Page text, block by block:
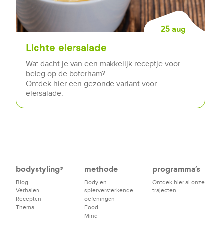
25 aug
Lichte eiersalade
Wat dacht je van een makkelijk receptje voor
beleg op de boterham?
Ontdek hier een gezonde variant voor
eiersalade.
bodystyling®
Blog
Verhalen
Recepten
Thema
methode
Body en
spierversterkende
oefeningen
Food
Mind
programma's
Ontdek hier al onze
trajecten